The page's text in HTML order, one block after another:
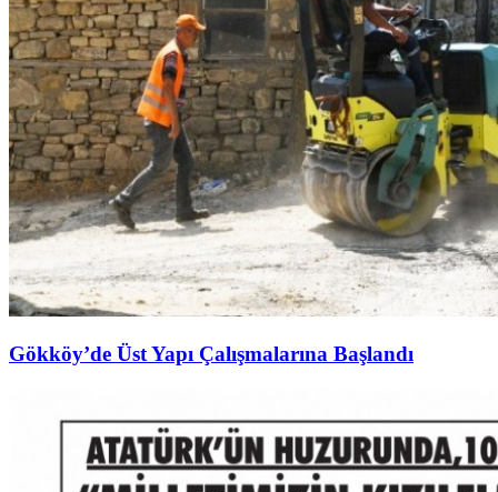
Gökköy’de Üst Yapı Çalışmalarına Başlandı